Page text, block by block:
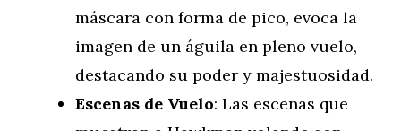
máscara con forma de pico, evoca la
imagen de un águila en pleno vuelo,
destacando su poder y majestuosidad.
Escenas de Vuelo: Las escenas que